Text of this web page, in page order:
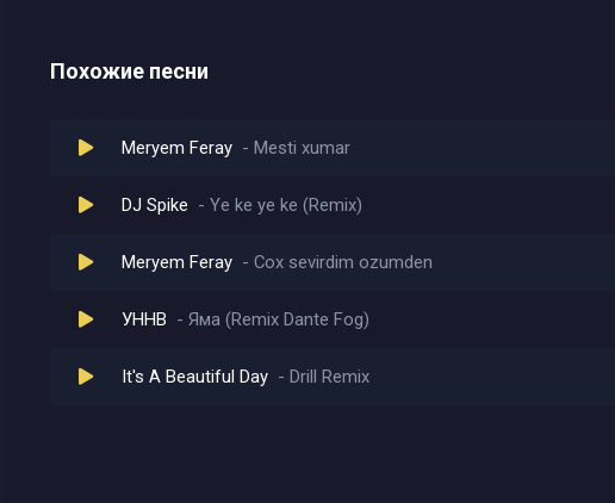
Похожие песни
Meryem Feray Mesti xumar
DJ Spike Ye ke ye ke (Remix)
Meryem Feray Cox sevirdim ozumden
УННВ Яма (Remix Dante Fog)
It's A Beautiful Day Drill Remix